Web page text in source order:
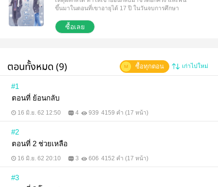
ขึ้นมาในตอนที่เขาอายุได้ 17 ปี ในวันจบการศึกษา
ทำให้เขาที่ต้องตายไป กลับมามีชีวิตอีกครั้งและย้อนกลับ
มา เขารู้แต่ว่าชีวิตที่แล้วเคยทำอะไรที่ผิดพลาดไปบ้าง
ซื้อเลย
ตอนทั้งหมด (9) เก่าไปใหม่
ซื้อทุกตอน
#1
ตอนที่ ย้อนกลับ
16 มิ.ย. 62 12:50 4 939 4159 คำ (17 หน้า)
#2
ตอนที่ 2 ช่วยเหลือ
16 มิ.ย. 62 20:10 3 606 4152 คำ (17 หน้า)
#3